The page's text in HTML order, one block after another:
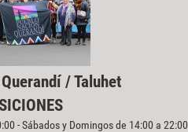
/ Taluhet
- Sábados y Domingos de 14:00 a 22:00